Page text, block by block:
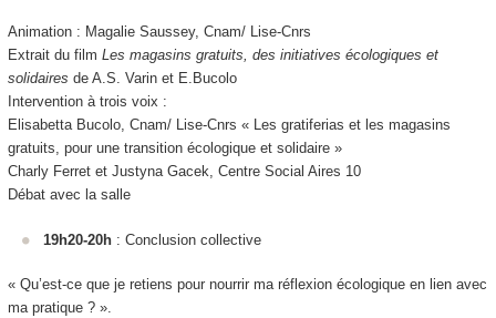
Animation : Magalie Saussey, Cnam/ Lise-Cnrs
Extrait du film Les magasins gratuits, des initiatives écologiques et
solidaires de A.S. Varin et E.Bucolo
Intervention à trois voix :
Elisabetta Bucolo, Cnam/ Lise-Cnrs « Les gratiferias et les magasins
gratuits, pour une transition écologique et solidaire »
Charly Ferret et Justyna Gacek, Centre Social Aires 10
Débat avec la salle
19h20-20h : Conclusion collective
« Qu’est-ce que je retiens pour nourrir ma réflexion écologique en lien avec
ma pratique ? ».